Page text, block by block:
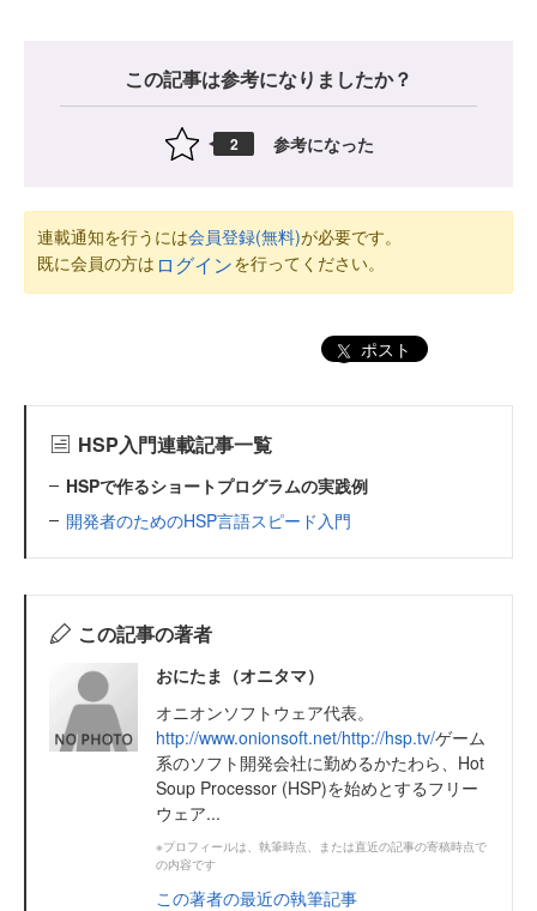
この記事は参考になりましたか？
2 参考になった
連載通知を行うには会員登録(無料)が必要です。
既に会員の方は ログインを行ってください。
ポスト
HSP入門連載記事一覧
HSPで作るショートプログラムの実践例
開発者のためのHSP言語スピード入門
この記事の著者
おにたま（オニタマ）
オニオンソフトウェア代表。
http://www.onionsoft.net/http://hsp.tv/ゲーム
系のソフト開発会社に勤めるかたわら、Hot
Soup Processor (HSP)を始めとするフリー
ウェア...
※プロフィールは、執筆時点、または直近の記事の寄稿時点で
の内容です
この著者の最近の執筆記事